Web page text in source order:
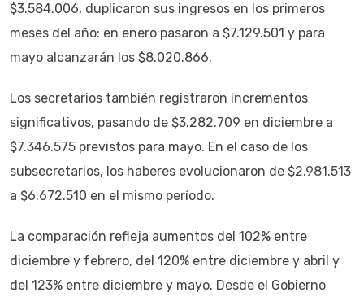
$3.584.006, duplicaron sus ingresos en los primeros
meses del año: en enero pasaron a $7.129.501 y para
mayo alcanzarán los $8.020.866.
Los secretarios también registraron incrementos
significativos, pasando de $3.282.709 en diciembre a
$7.346.575 previstos para mayo. En el caso de los
subsecretarios, los haberes evolucionaron de $2.981.513
a $6.672.510 en el mismo período.
La comparación refleja aumentos del 102% entre
diciembre y febrero, del 120% entre diciembre y abril y
del 123% entre diciembre y mayo. Desde el Gobierno